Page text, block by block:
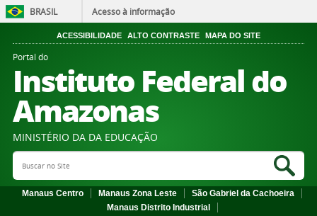
BRASIL Acesso à informação
ACESSIBILIDADE ALTO CONTRASTE MAPA DO SITE
Portal do
Instituto Federal do
Amazonas
MINISTÉRIO DA DA EDUCAÇÃO
Search Site
Manaus Centro Manaus Zona Leste
São Gabriel da Cachoeira
Manaus Distrito Industrial